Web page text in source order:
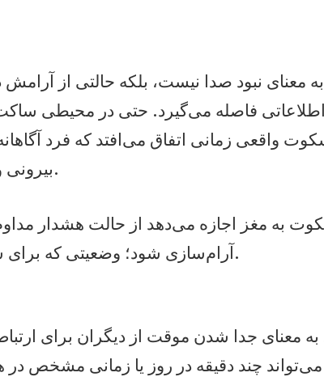
معنای نبود صدا نیست، بلکه حالتی از
اطلاعاتی فاصله می‌گیرد. حتی در محیطی
واقعی زمانی اتفاق می‌افتد که فرد
بیرونی و افکار پراکنده جمع می‌کند.
به مغز اجازه می‌دهد از حالت هشدار
آرام‌سازی شود؛ وضعیتی که برای سلامت روان ضروری است.
معنای جدا شدن موقت از دیگران برای
چند دقیقه در روز یا زمانی مشخص در